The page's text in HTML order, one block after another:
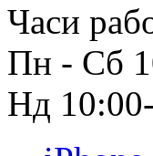
Часи
Пн - Сб
Нд